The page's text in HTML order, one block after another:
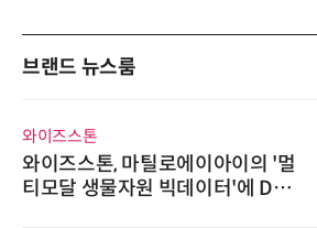
브랜드 뉴스룸
와이즈스톤
와이즈스톤, 마틸로에이아이의 '멀
티모달 생물자원 빅데이터'에 DQ